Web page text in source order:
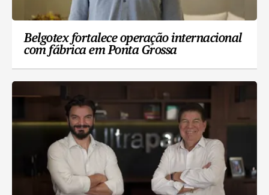
Belgotex fortalece operação internacional
com fábrica em Ponta Grossa